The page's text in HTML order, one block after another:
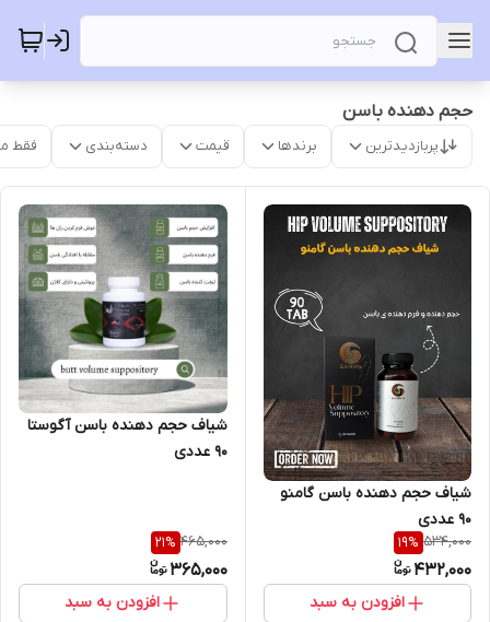
حجم دهنده باسن
پربازدیدترین برندها قیمت دسته‌بندی فقط
شیاف حجم دهنده باسن گامنو
۹۰ عددی
534,000
19%
432,000
افزودن به سبد
شیاف حجم دهنده باسن آگوستا
۹۰ عددی
465,000
21%
365,000
افزودن به سبد